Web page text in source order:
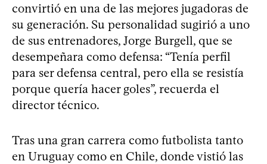
convirtió en una de las mejores jugadoras de
su generación. Su personalidad sugirió a uno
de sus entrenadores, Jorge Burgell, que se
desempeñara como defensa: “Tenía perfil
para ser defensa central, pero ella se resistía
porque quería hacer goles”, recuerda el
director técnico.
Tras una gran carrera como futbolista tanto
en Uruguay como en Chile, donde vistió las